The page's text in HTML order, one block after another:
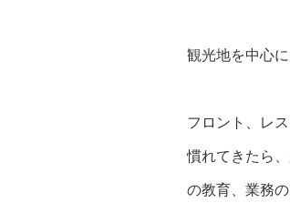
観光地を中心
フロント、レ
慣れてきたら
の教育、業務